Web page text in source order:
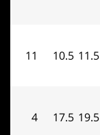
10.5
11
17.5
4